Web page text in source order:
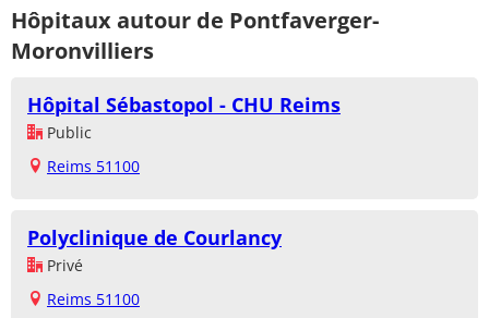
Hôpitaux autour de Pontfaverger-
Moronvilliers
Hôpital Sébastopol - CHU Reims
Public
Reims 51100
Polyclinique de Courlancy
Privé
Reims 51100